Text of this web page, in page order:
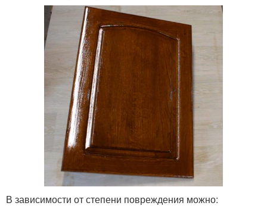
В зависимости от степени повреждения можно: